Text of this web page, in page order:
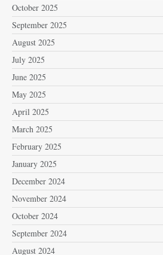
October 2025
September 2025
August 2025
July 2025
June 2025
May 2025
April 2025
March 2025
February 2025
January 2025
December 2024
November 2024
October 2024
September 2024
August 2024